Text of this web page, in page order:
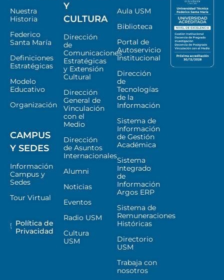
Nuestra
Historia
Federico
Santa María
Definiciones
Estratégicas
Modelo
Educativo
Organización
CAMPUS
Y SEDES
Información
Campus y
Sedes
Tour Virtual
Política de
Privacidad
Y
CULTURA
Dirección
de
Comunicaciones
Estratégicas
y Extensión
Cultural
Dirección
General de
Vinculación
con el
Medio
Dirección
de Asuntos
Internacionales
Alumni
Noticias
Eventos
Radio USM
Cultura
USM
Aula USM
Biblioteca
Portal de
Autoservicio
Institucional
Dirección
de
Tecnologías
de la
Información
Sistema de
Información
de Gestión
Académica
Sistema
Integrado
de
Información
Argos ERP
Sistema de
Remuneraciones
Históricas
Directorio
USM
Trabaja con
nosotros